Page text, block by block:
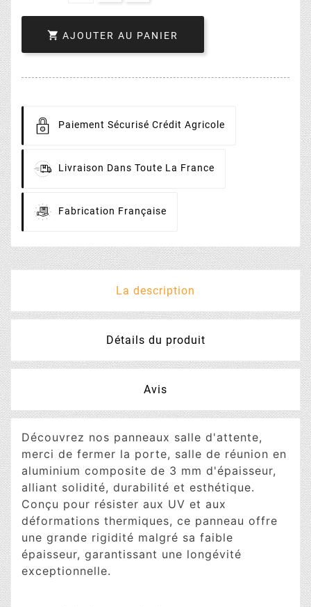
 AJOUTER AU PANIER
Paiement Sécurisé Crédit Agricole
Livraison Dans Toute La France
Fabrication Française
La description
Détails du produit
Avis
Découvrez nos panneaux salle d'attente,
merci de fermer la porte, salle de réunion en
aluminium composite de 3 mm d'épaisseur,
alliant solidité, durabilité et esthétique.
Conçu pour résister aux UV et aux
déformations thermiques, ce panneau offre
une grande rigidité malgré sa faible
épaisseur, garantissant une longévité
exceptionnelle.